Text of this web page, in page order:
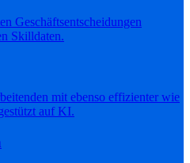
Geschäftsentscheidungen
Skilldaten.
mit ebenso effizienter wie
auf KI.